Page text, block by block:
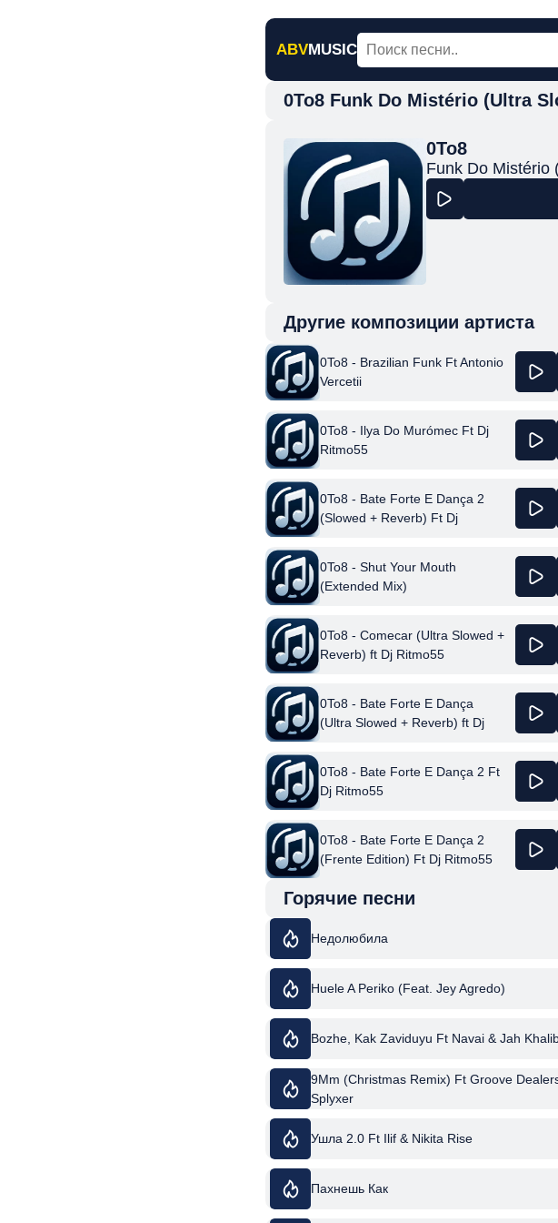
ABVMUSIC
0To8 Funk Do Mistério (Ultra
0To8
Funk Do Mistério
Другие композиции артиста
0To8 - Brazilian Funk Ft Antonio
Vercetii
0To8 - Ilya Do Murómec Ft Dj
Ritmo55
0To8 - Bate Forte E Dança 2
(Slowed + Reverb) Ft Dj
0To8 - Shut Your Mouth
(Extended Mix)
0To8 - Comecar (Ultra Slowed +
Reverb) ft Dj Ritmo55
0To8 - Bate Forte E Dança
(Ultra Slowed + Reverb) ft Dj
0To8 - Bate Forte E Dança 2 Ft
Dj Ritmo55
0To8 - Bate Forte E Dança 2
(Frente Edition) Ft Dj Ritmo55
Горячие песни
Недолюбила
Huele A Periko (Feat. Jey Agredo)
Bozhe, Kak Zaviduyu Ft Navai & Jah
9Mm (Christmas Remix) Ft Groove
Splyxer
Ушла 2.0 Ft Ilif & Nikita Rise
Пахнешь Как